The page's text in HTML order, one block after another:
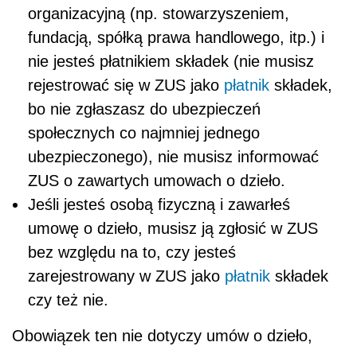
organizacyjną (np. stowarzyszeniem,
fundacją, spółką prawa handlowego, itp.) i
nie jesteś płatnikiem składek (nie musisz
rejestrować się w ZUS jako płatnik składek,
bo nie zgłaszasz do ubezpieczeń
społecznych co najmniej jednego
ubezpieczonego), nie musisz informować
ZUS o zawartych umowach o dzieło.
Jeśli jesteś osobą fizyczną i zawarłeś
umowę o dzieło, musisz ją zgłosić w ZUS
bez względu na to, czy jesteś
zarejestrowany w ZUS jako płatnik składek
czy też nie.
Obowiązek ten nie dotyczy umów o dzieło,